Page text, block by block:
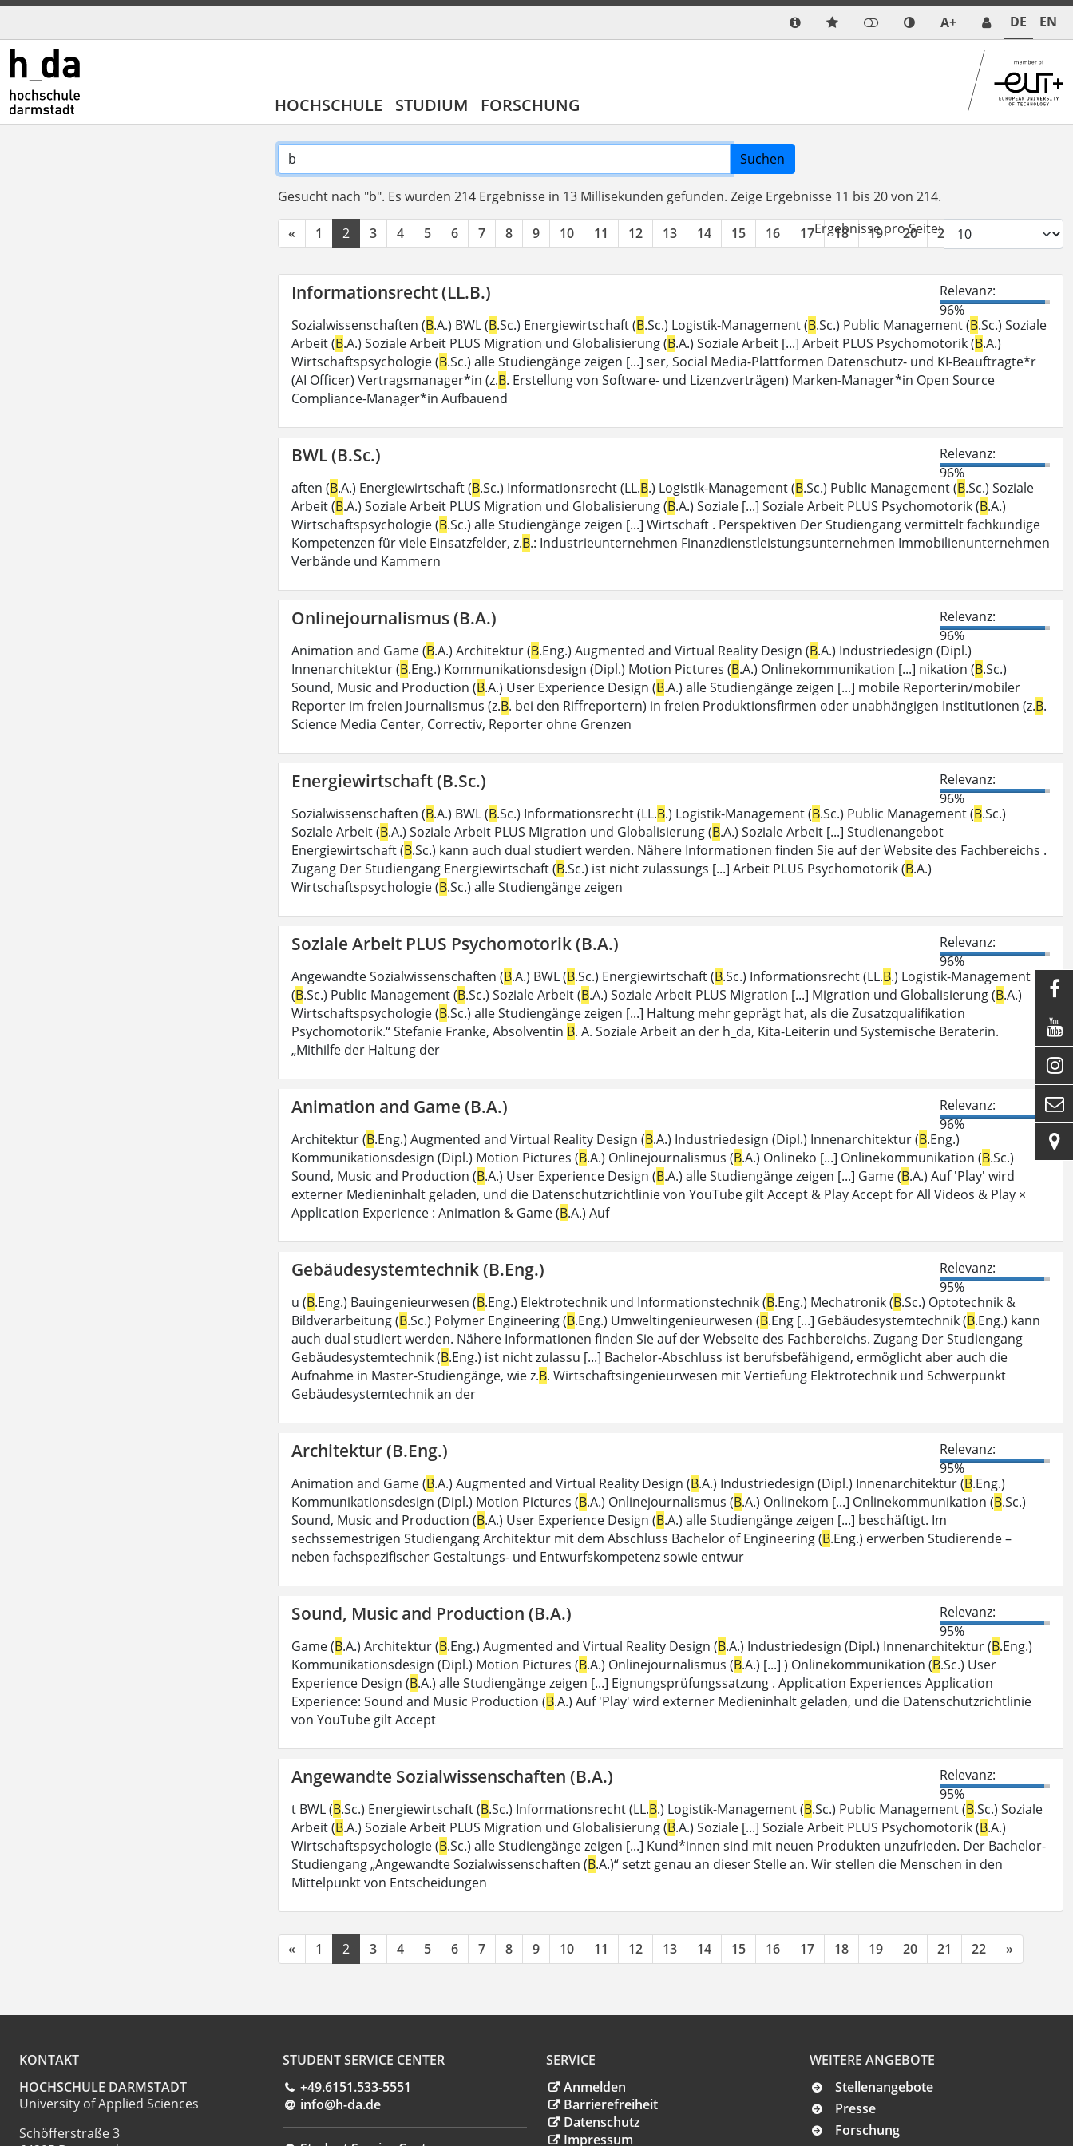
A+ DE EN
HOCHSCHULE STUDIUM FORSCHUNG
Suchen
Gesucht nach "b". Es wurden 214 Ergebnisse in 13 Millisekunden gefunden. Zeige Ergebnisse 11 bis 20 von 214.
« 1 2 3 4 5 6 7 8 9 10 11 12 13 14 15 16 17 18 19 20 21
Ergebnisse pro Seite:
Informationsrecht (LL.B.)
Relevanz:
96%
Sozialwissenschaften (B.A.) BWL (B.Sc.) Energiewirtschaft (B.Sc.) Logistik-Management (B.Sc.) Public Management (B.Sc.) Soziale
Arbeit (B.A.) Soziale Arbeit PLUS Migration und Globalisierung (B.A.) Soziale Arbeit [...] Arbeit PLUS Psychomotorik (B.A.)
Wirtschaftspsychologie (B.Sc.) alle Studiengänge zeigen [...] ser, Social Media-Plattformen Datenschutz- und KI-Beauftragte*r
(AI Officer) Vertragsmanager*in (z.B. Erstellung von Software- und Lizenzverträgen) Marken-Manager*in Open Source
Compliance-Manager*in Aufbauend
BWL (B.Sc.)
Relevanz:
96%
aften (B.A.) Energiewirtschaft (B.Sc.) Informationsrecht (LL.B.) Logistik-Management (B.Sc.) Public Management (B.Sc.) Soziale
Arbeit (B.A.) Soziale Arbeit PLUS Migration und Globalisierung (B.A.) Soziale [...] Soziale Arbeit PLUS Psychomotorik (B.A.)
Wirtschaftspsychologie (B.Sc.) alle Studiengänge zeigen [...] Wirtschaft . Perspektiven Der Studiengang vermittelt fachkundige
Kompetenzen für viele Einsatzfelder, z.B.: Industrieunternehmen Finanzdienstleistungsunternehmen Immobilienunternehmen
Verbände und Kammern
Onlinejournalismus (B.A.)
Relevanz:
96%
Animation and Game (B.A.) Architektur (B.Eng.) Augmented and Virtual Reality Design (B.A.) Industriedesign (Dipl.)
Innenarchitektur (B.Eng.) Kommunikationsdesign (Dipl.) Motion Pictures (B.A.) Onlinekommunikation [...] nikation (B.Sc.)
Sound, Music and Production (B.A.) User Experience Design (B.A.) alle Studiengänge zeigen [...] mobile Reporterin/mobiler
Reporter im freien Journalismus (z.B. bei den Riffreportern) in freien Produktionsfirmen oder unabhängigen Institutionen (z.B.
Science Media Center, Correctiv, Reporter ohne Grenzen
Energiewirtschaft (B.Sc.)
Relevanz:
96%
Sozialwissenschaften (B.A.) BWL (B.Sc.) Informationsrecht (LL.B.) Logistik-Management (B.Sc.) Public Management (B.Sc.)
Soziale Arbeit (B.A.) Soziale Arbeit PLUS Migration und Globalisierung (B.A.) Soziale Arbeit [...] Studienangebot
Energiewirtschaft (B.Sc.) kann auch dual studiert werden. Nähere Informationen finden Sie auf der Website des Fachbereichs .
Zugang Der Studiengang Energiewirtschaft (B.Sc.) ist nicht zulassungs [...] Arbeit PLUS Psychomotorik (B.A.)
Wirtschaftspsychologie (B.Sc.) alle Studiengänge zeigen
Soziale Arbeit PLUS Psychomotorik (B.A.)
Relevanz:
96%
Angewandte Sozialwissenschaften (B.A.) BWL (B.Sc.) Energiewirtschaft (B.Sc.) Informationsrecht (LL.B.) Logistik-Management
(B.Sc.) Public Management (B.Sc.) Soziale Arbeit (B.A.) Soziale Arbeit PLUS Migration [...] Migration und Globalisierung (B.A.)
Wirtschaftspsychologie (B.Sc.) alle Studiengänge zeigen [...] Haltung mehr geprägt hat, als die Zusatzqualifikation
Psychomotorik.“ Stefanie Franke, Absolventin B. A. Soziale Arbeit an der h_da, Kita-Leiterin und Systemische Beraterin.
„Mithilfe der Haltung der
Animation and Game (B.A.)
Relevanz:
96%
Architektur (B.Eng.) Augmented and Virtual Reality Design (B.A.) Industriedesign (Dipl.) Innenarchitektur (B.Eng.)
Kommunikationsdesign (Dipl.) Motion Pictures (B.A.) Onlinejournalismus (B.A.) Onlineko [...] Onlinekommunikation (B.Sc.)
Sound, Music and Production (B.A.) User Experience Design (B.A.) alle Studiengänge zeigen [...] Game (B.A.) Auf 'Play' wird
externer Medieninhalt geladen, und die Datenschutzrichtlinie von YouTube gilt Accept & Play Accept for All Videos & Play ×
Application Experience : Animation & Game (B.A.) Auf
Gebäudesystemtechnik (B.Eng.)
Relevanz:
95%
u (B.Eng.) Bauingenieurwesen (B.Eng.) Elektrotechnik und Informationstechnik (B.Eng.) Mechatronik (B.Sc.) Optotechnik &
Bildverarbeitung (B.Sc.) Polymer Engineering (B.Eng.) Umweltingenieurwesen (B.Eng [...] Gebäudesystemtechnik (B.Eng.) kann
auch dual studiert werden. Nähere Informationen finden Sie auf der Webseite des Fachbereichs. Zugang Der Studiengang
Gebäudesystemtechnik (B.Eng.) ist nicht zulassu [...] Bachelor-Abschluss ist berufsbefähigend, ermöglicht aber auch die
Aufnahme in Master-Studiengänge, wie z.B. Wirtschaftsingenieurwesen mit Vertiefung Elektrotechnik und Schwerpunkt
Gebäudesystemtechnik an der
Architektur (B.Eng.)
Relevanz:
95%
Animation and Game (B.A.) Augmented and Virtual Reality Design (B.A.) Industriedesign (Dipl.) Innenarchitektur (B.Eng.)
Kommunikationsdesign (Dipl.) Motion Pictures (B.A.) Onlinejournalismus (B.A.) Onlinekom [...] Onlinekommunikation (B.Sc.)
Sound, Music and Production (B.A.) User Experience Design (B.A.) alle Studiengänge zeigen [...] beschäftigt. Im
sechssemestrigen Studiengang Architektur mit dem Abschluss Bachelor of Engineering (B.Eng.) erwerben Studierende –
neben fachspezifischer Gestaltungs- und Entwurfskompetenz sowie entwur
Sound, Music and Production (B.A.)
Relevanz:
95%
Game (B.A.) Architektur (B.Eng.) Augmented and Virtual Reality Design (B.A.) Industriedesign (Dipl.) Innenarchitektur (B.Eng.)
Kommunikationsdesign (Dipl.) Motion Pictures (B.A.) Onlinejournalismus (B.A.) [...] ) Onlinekommunikation (B.Sc.) User
Experience Design (B.A.) alle Studiengänge zeigen [...] Eignungsprüfungssatzung . Application Experiences Application
Experience: Sound and Music Production (B.A.) Auf 'Play' wird externer Medieninhalt geladen, und die Datenschutzrichtlinie
von YouTube gilt Accept
Angewandte Sozialwissenschaften (B.A.)
Relevanz:
95%
t BWL (B.Sc.) Energiewirtschaft (B.Sc.) Informationsrecht (LL.B.) Logistik-Management (B.Sc.) Public Management (B.Sc.) Soziale
Arbeit (B.A.) Soziale Arbeit PLUS Migration und Globalisierung (B.A.) Soziale [...] Soziale Arbeit PLUS Psychomotorik (B.A.)
Wirtschaftspsychologie (B.Sc.) alle Studiengänge zeigen [...] Kund*innen sind mit neuen Produkten unzufrieden. Der Bachelor-
Studiengang „Angewandte Sozialwissenschaften (B.A.)“ setzt genau an dieser Stelle an. Wir stellen die Menschen in den
Mittelpunkt von Entscheidungen
« 1 2 3 4 5 6 7 8 9 10 11 12 13 14 15 16 17 18 19 20 21 22 »
KONTAKT
HOCHSCHULE DARMSTADT
University of Applied Sciences
Schöfferstraße 3
STUDENT SERVICE CENTER
+49.6151.533-5551
info@h-da.de
SERVICE
Anmelden
Barrierefreiheit
Datenschutz
Impressum
WEITERE ANGEBOTE
Stellenangebote
Presse
Forschung




